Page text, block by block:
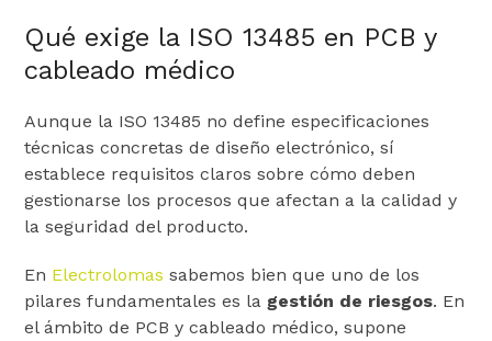
Qué exige la ISO 13485 en PCB y
cableado médico
Aunque la ISO 13485 no define especificaciones
técnicas concretas de diseño electrónico, sí
establece requisitos claros sobre cómo deben
gestionarse los procesos que afectan a la calidad y
la seguridad del producto.
En Electrolomas sabemos bien que uno de los
pilares fundamentales es la gestión de riesgos. En
el ámbito de PCB y cableado médico, supone